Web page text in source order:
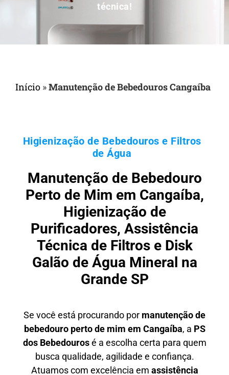
técnica!
Início »Manutenção de Bebedouros Cangaíba
Higienização de Bebedouros e Filtros
de Água
Manutenção de Bebedouro
Perto de Mim em Cangaíba,
Higienização de
Purificadores, Assistência
Técnica de Filtros e Disk
Galão de Água Mineral na
Grande SP
Se você está procurando por manutenção de
bebedouro perto de mim em Cangaíba, a PS
dos Bebedourosé a escolha certa para quem
busca qualidade, agilidade e confiança.
Atuamos com excelência em assistência